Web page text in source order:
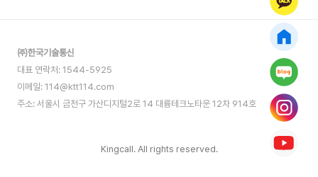
㈜한국기술통신
대표 연락처: 1544-5925
이메일: 114@ktt114.com
주소: 서울시 금천구 가산디지털2로 14 대륭테크노타운 12차 914호
Kingcall. All rights reserved.